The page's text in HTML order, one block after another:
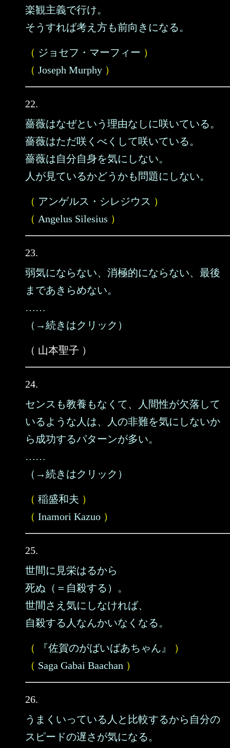
楽観主義で行け。
そうすれば考え方も前向きになる。
（ ジョセフ・マーフィー ）
（ Joseph Murphy ）
22.
薔薇はなぜという理由なしに咲いている。
薔薇はただ咲くべくして咲いている。
薔薇は自分自身を気にしない。
人が見ているかどうかも問題にしない。
（ アンゲルス・シレジウス ）
（ Angelus Silesius ）
23.
弱気にならない、消極的にならない、最後
まであきらめない。
……
（→続きはクリック）
（ 山本聖子 ）
24.
センスも教養もなくて、人間性が欠落して
いるような人は、人の非難を気にしないか
ら成功するパターンが多い。
……
（→続きはクリック）
（ 稲盛和夫 ）
（ Inamori Kazuo ）
25.
世間に見栄はるから
死ぬ（＝自殺する）。
世間さえ気にしなければ、
自殺する人なんかいなくなる。
（ 『佐賀のがばいばあちゃん』
）
（ Saga Gabai Baachan ）
26.
うまくいっている人と比較するから自分の
スピードの遅さが気になる。